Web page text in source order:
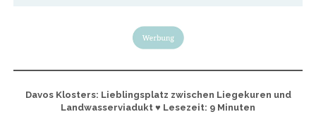
Davos Klosters: Lieblingsplatz zwischen Liegekuren und
Landwasserviadukt ♥ Lesezeit: 9 Minuten